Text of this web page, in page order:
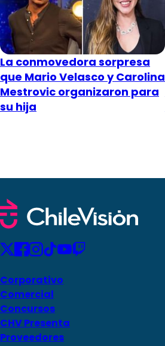
La conmovedora sorpresa
que Mario Velasco y Carolina
Mestrovic organizaron para
su hija
Corporativo
Comercial
Concursos
CHV Presenta
Proveedores